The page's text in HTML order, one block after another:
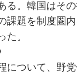
る。韓国はそ
課題を制度圏
た。
について、野